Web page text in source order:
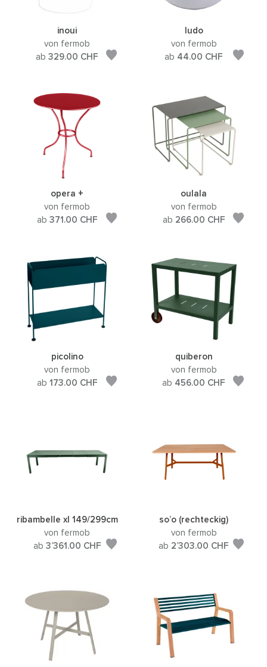
inoui
von fermob
ab 329.00 CHF
ludo
von fermob
ab 44.00 CHF
opera +
von fermob
ab 371.00 CHF
oulala
von fermob
ab 266.00 CHF
picolino
von fermob
ab 173.00 CHF
quiberon
von fermob
ab 456.00 CHF
ribambelle xl 149/299cm
von fermob
ab 3’361.00 CHF
so’o (rechteckig)
von fermob
ab 2’303.00 CHF